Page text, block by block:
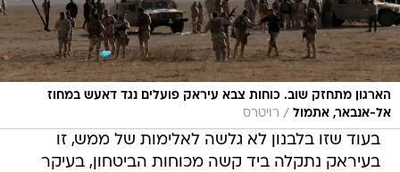
הארגון מתחזק שוב. כוחות צבא עיראק פועלים נגד דאעש במחוז
אל-אנבאר, אתמול / רויטרס
בעוד שזו בלבנון לא גלשה לאלימות של ממש, זו
בעיראק נתקלה ביד קשה מכוחות הביטחון, בעיקר